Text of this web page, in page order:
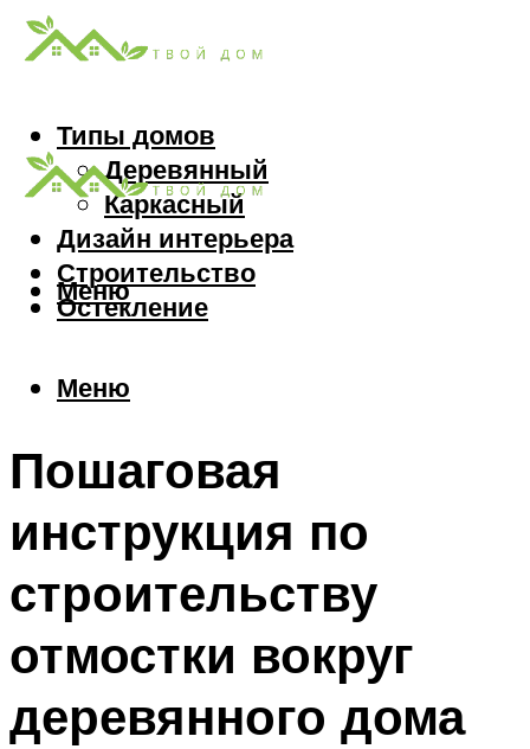
Типы домов
Деревянный
Каркасный
Дизайн интерьера
Строительство
Остекление
Меню
Меню
Пошаговая
инструкция по
строительству
отмостки вокруг
деревянного дома